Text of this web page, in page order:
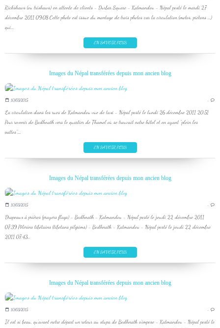
Rickshaws (ou trishaws) en attente de clients - Durbar Square - Katmandou - Népal posté le mardi 27
décembre 2011 09:08 Cette photo est issue du montage de trois photos car la circulation (motos, piétons ...)
qui...
EN SAVOIR PLUS
Images du Népal transférées depuis mon ancien blog
10/03/2015 …
La circulation dans les rues de Katmandou vue de taxi - Népal posté le lundi 26 décembre 2011 20:51
Pour revenir de Bodhnath vers le quartier de Thamel où se trouvait notre hôtel et en ayant "plein les
pattes",...
EN SAVOIR PLUS
Images du Népal transférées depuis mon ancien blog
10/03/2015 …
Drapeaux à prières (prayers flags) - Bodhnath - Katmandou - Népal posté le jeudi 22 décembre 2011
07:39 Pèlerins tibétains (tibetans pilgrims) - Bodhnath - Katmandou - Népal posté le jeudi 22 décembre
2011 07:43...
EN SAVOIR PLUS
Images du Népal transférées depuis mon ancien blog
10/03/2015 …
Il est si beau, qu'avant notre départ un retour au stupa de Bodhnath s'impose - Katmandou - Népal posté le